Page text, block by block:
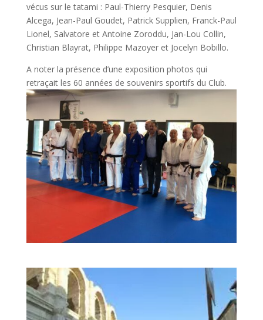
vécus sur le tatami : Paul-Thierry Pesquier, Denis
Alcega, Jean-Paul Goudet, Patrick Supplien, Franck-Paul
Lionel, Salvatore et Antoine Zoroddu, Jan-Lou Collin,
Christian Blayrat, Philippe Mazoyer et Jocelyn Bobillo.
A noter la présence d’une exposition photos qui
retraçait les 60 années de souvenirs sportifs du Club.